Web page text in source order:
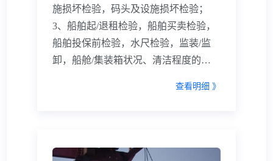
施损坏检验，码头及设施损坏检验；
3、船舶起/退租检验，船舶买卖检验，
船舶投保前检验，水尺检验，监装/监
卸，船舱/集装箱状况、清洁程度的适
估； 6、 海洋污染评估，船舶防污染咨
查看明细 》